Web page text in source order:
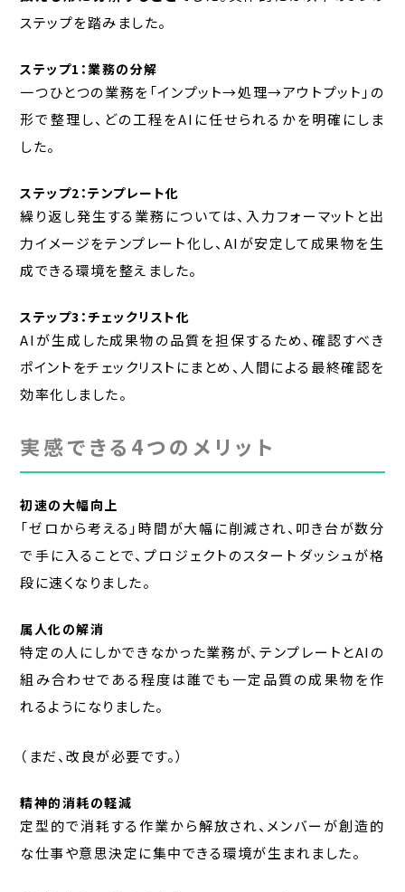
ステップを踏みました。
ステップ1：業務の分解
一つひとつの業務を「インプット→処理→アウトプット」の
形で整理し、どの工程をAIに任せられるかを明確にしま
した。
ステップ2：テンプレート化
繰り返し発生する業務については、入力フォーマットと出
力イメージをテンプレート化し、AIが安定して成果物を生
成できる環境を整えました。
ステップ3：チェックリスト化
AIが生成した成果物の品質を担保するため、確認すべき
ポイントをチェックリストにまとめ、人間による最終確認を
効率化しました。
実感できる4つのメリット
初速の大幅向上
「ゼロから考える」時間が大幅に削減され、叩き台が数分
で手に入ることで、プロジェクトのスタートダッシュが格
段に速くなりました。
属人化の解消
特定の人にしかできなかった業務が、テンプレートとAIの
組み合わせである程度は誰でも一定品質の成果物を作
れるようになりました。
（まだ、改良が必要です。）
精神的消耗の軽減
定型的で消耗する作業から解放され、メンバーが創造的
な仕事や意思決定に集中できる環境が生まれました。